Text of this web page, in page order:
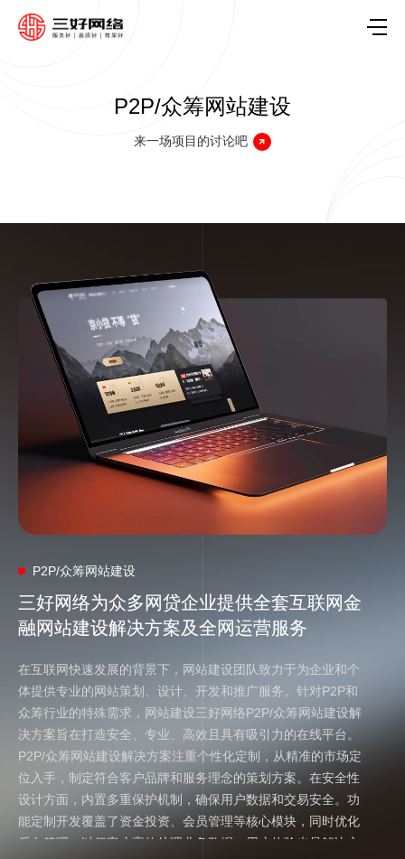
P2P/众筹网站建设
来一场项目的讨论吧
P2P/众筹网站建设
三好网络为众多网贷企业提供全套互联网金
融网站建设解决方案及全网运营服务
三好网络为众多网贷企业提供全套互联网金
融网站建设解决方案及全网运营服务
在互联网快速发展的背景下，网站建设团队致力于为企业和个
体提供专业的网站策划、设计、开发和推广服务。针对P2P和
众筹行业的特殊需求，网站建设三好网络P2P/众筹网站建设解
决方案旨在打造安全、专业、高效且具有吸引力的在线平台。
P2P/众筹网站建设解决方案注重个性化定制，从精准的市场定
位入手，制定符合客户品牌和服务理念的策划方案。在安全性
设计方面，内置多重保护机制，确保用户数据和交易安全。功
能定制开发覆盖了资金投资、会员管理等核心模块，同时优化
后台管理，以便客户高效处理业务数据。用户体验也是解决方